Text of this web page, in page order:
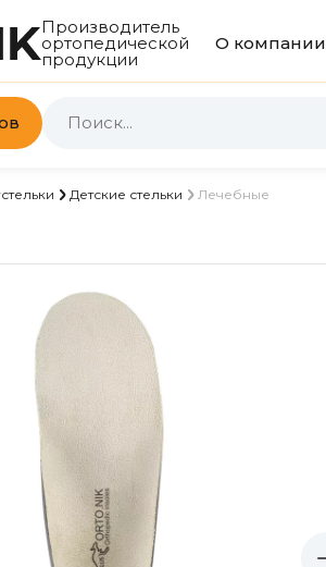
Производитель
ортопедической
продукции
О компании
Детские стельки Лечебные